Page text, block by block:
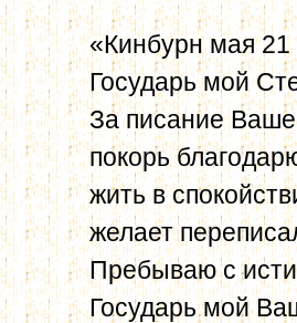
«Кинбурн мая 21
Государь мой
За писание
покорь
жить в
желает
Пребываю с
Государь мой